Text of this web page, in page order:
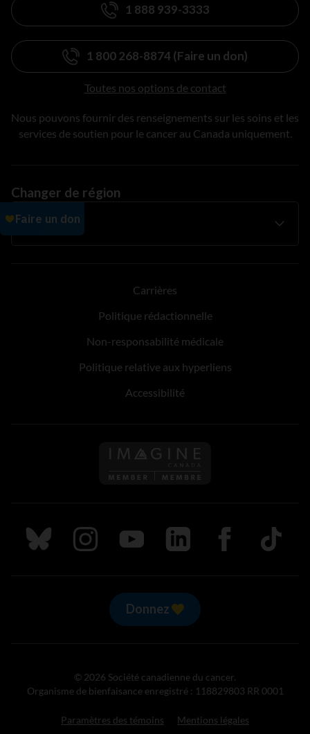
1 888 939-3333
1 800 268-8874 (Faire un don)
Toutes nos options de contact
Nous pouvons fournir des renseignements sur les soins et les
services de soutien pour le cancer au Canada uniquement.
Changer de région
Carrières
Politique rédactionnelle
Non-responsabilité médicale
Politique relative aux hyperliens
Accessibilité
Suivez nous sur Bluesky
Suivez nous sur Instagram
Suivez nous sur Youtube
Suivez nous sur LinkedIn
Suivez nous sur
TikTok
Donnez
© 2026 Société canadienne du cancer.
Organisme de bienfaisance enregistré : 118829803 RR 0001
Paramètres des témoins Mentions légales